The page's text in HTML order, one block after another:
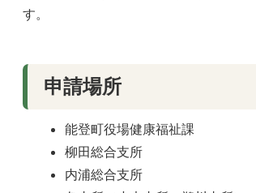
す。
申請場所
能登町役場健康福祉課
柳田総合支所
内浦総合支所